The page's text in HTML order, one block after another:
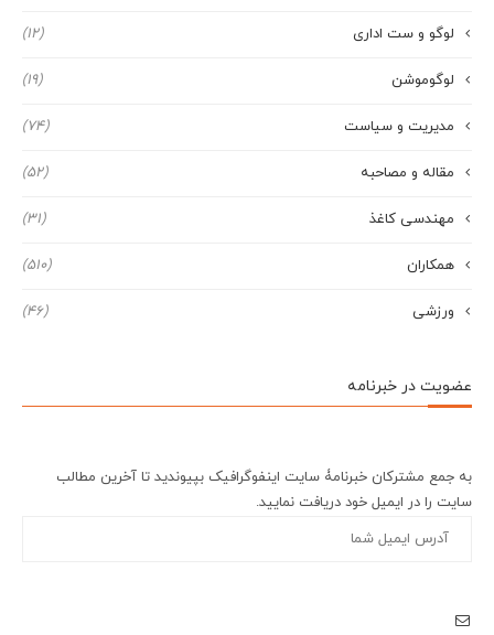
لوگو و ست اداری (12)
لوگوموشن (19)
مدیریت و سیاست (74)
مقاله و مصاحبه (52)
مهندسی کاغذ (31)
همکاران (510)
ورزشی (46)
عضویت در خبرنامه
به جمع مشترکان خبرنامۀ سایت اینفوگرافیک بپیوندید تا آخرین مطالب
سایت را در ایمیل خود دریافت نمایید.